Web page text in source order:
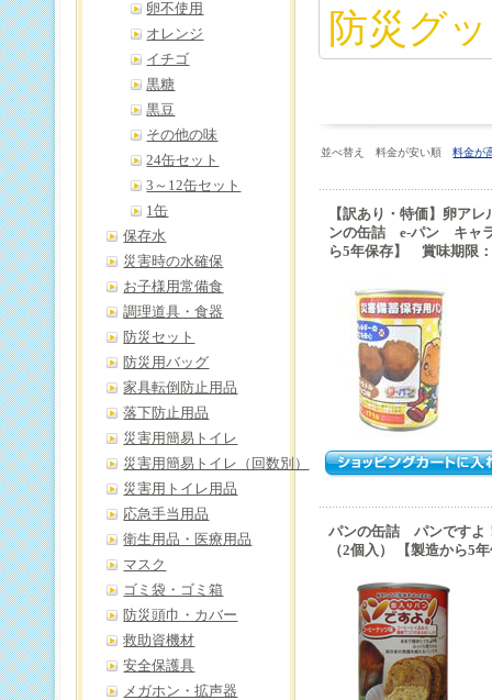
防災グ
並べ替え 料金が安い順料金が
【訳あり・特価】卵ア
ンの缶詰 e-パン キャ
ら5年保存】 賞味期限
パンの缶詰 パンですよ
（2個入） 【製造から5
卵不使用
オレンジ
イチゴ
黒糖
黒豆
その他の味
24缶セット
3～12缶セット
1缶
保存水
災害時の水確保
お子様用常備食
調理道具・食器
防災セット
防災用バッグ
家具転倒防止用品
落下防止用品
災害用簡易トイレ
災害用簡易トイレ（回数別）
災害用トイレ用品
応急手当用品
衛生用品・医療用品
マスク
ゴミ袋・ゴミ箱
防災頭巾・カバー
救助資機材
安全保護具
メガホン・拡声器